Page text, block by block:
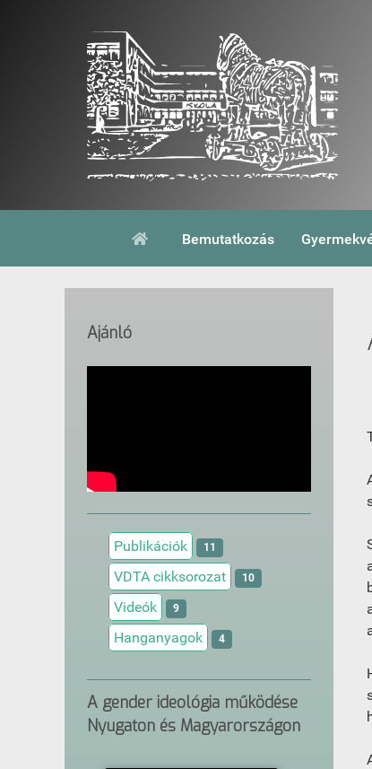
Bemutatkozás
Ajánló
Publikációk 11
VDTA cikksorozat 10
Videók 9
Hanganyagok 4
A gender ideológia működése
Nyugaton és Magyarországon